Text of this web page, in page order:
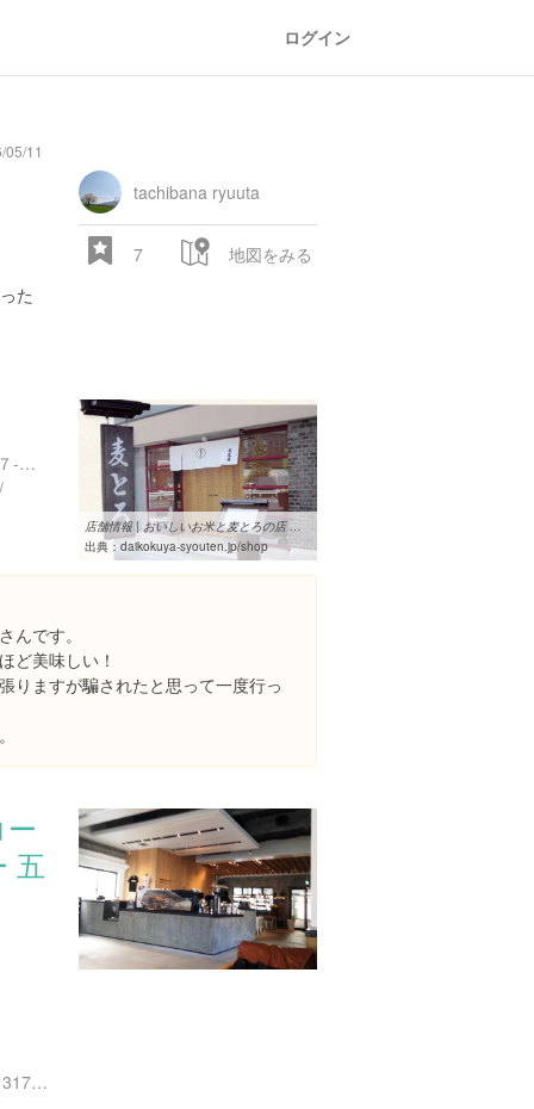
ログイン
05/11
た
tachibana ryuuta
7 地図をみる
東京都目黒区碑文谷５丁目７-２ グレイビル碑文谷 1F
店舗情報 | おいしいお米と麦とろの店 大黒屋
出典： daikokuya-syouten.jp/shop
んです。
ど美味しい！
りますが騙されたと思って一度行っ
五
http://tabelog.com/tokyo/A1317/A131702/13168558/